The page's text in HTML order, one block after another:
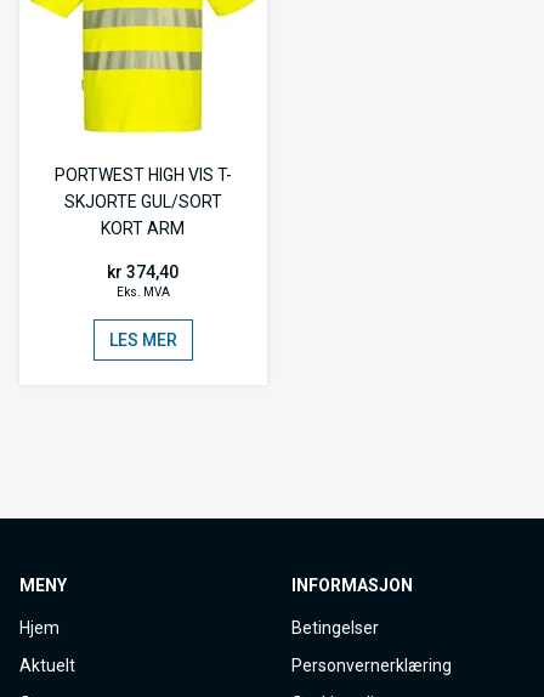
PORTWEST HIGH VIS T-
SKJORTE GUL/SORT
KORT ARM
kr 374,40
Eks. MVA
LES MER
MENY
Hjem
Aktuelt
INFORMASJON
Betingelser
Personvernerklæring